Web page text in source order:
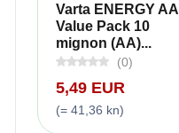
Varta ENERGY AA
Value Pack 10
mignon (AA)...
(0)
5,49 EUR
(= 41,36 kn)